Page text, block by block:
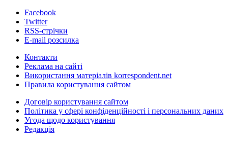
Facebook
Twitter
RSS-стрічки
E-mail розсилка
Контакти
Реклама на сайті
Використання матеріалів korrespondent.net
Правила користування сайтом
Договір користування сайтом
Політика у сфері конфіденційності і персональних даних
Угода щодо користування
Редакція